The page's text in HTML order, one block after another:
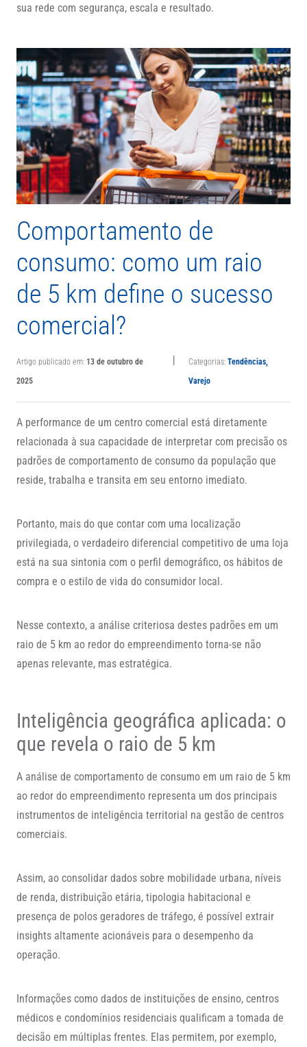
sua rede com segurança, escala e resultado.
Comportamento de
consumo: como um raio
de 5 km define o sucesso
comercial?
Artigo publicado em: 13 de outubro de
2025
| Categorias: Tendências,
Varejo
A performance de um centro comercial está diretamente
relacionada à sua capacidade de interpretar com precisão os
padrões de comportamento de consumo da população que
reside, trabalha e transita em seu entorno imediato.
Portanto, mais do que contar com uma localização
privilegiada, o verdadeiro diferencial competitivo de uma loja
está na sua sintonia com o perfil demográfico, os hábitos de
compra e o estilo de vida do consumidor local.
Nesse contexto, a análise criteriosa destes padrões em um
raio de 5 km ao redor do empreendimento torna-se não
apenas relevante, mas estratégica.
Inteligência geográfica aplicada: o
que revela o raio de 5 km
A análise de comportamento de consumo em um raio de 5 km
ao redor do empreendimento representa um dos principais
instrumentos de inteligência territorial na gestão de centros
comerciais.
Assim, ao consolidar dados sobre mobilidade urbana, níveis
de renda, distribuição etária, tipologia habitacional e
presença de polos geradores de tráfego, é possível extrair
insights altamente acionáveis para o desempenho da
operação.
Informações como dados de instituições de ensino, centros
médicos e condomínios residenciais qualificam a tomada de
decisão em múltiplas frentes. Elas permitem, por exemplo,